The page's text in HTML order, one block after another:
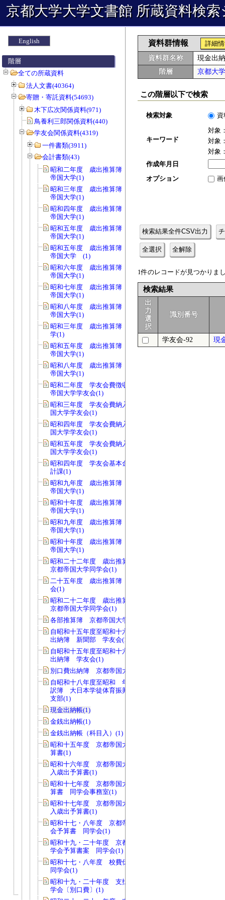
京都大学大学文書館 所蔵資料検
English
階層
全ての所蔵資料
法人文書(40364)
寄贈・寄託資料(54693)
木下広次関係資料(971)
鳥養利三郎関係資料(440)
学友会関係資料(4319)
一件書類(3911)
会計書類(43)
昭和二年度 歳出推算簿 会費 京都
帝国大学(1)
昭和三年度 歳出推算簿 会費 京都
帝国大学(1)
昭和四年度 歳出推算簿 会費 京都
帝国大学(1)
昭和五年度 歳出推算簿 会費 京都
帝国大学(1)
昭和五年度 歳出推算簿 会費 京都
帝国大学 (1)
昭和六年度 歳出推算簿 会費 京都
帝国大学(1)
昭和七年度 歳出推算簿 会費 京都
帝国大学(1)
昭和八年度 歳出推算簿 会費 京都
帝国大学(1)
昭和三年度 歳出推算簿 京都帝国大
学(1)
昭和五年度 歳出推算簿 校費 京都
帝国大学(1)
昭和八年度 歳出推算簿 校費 京都
帝国大学(1)
昭和二年度 学友会費徴収台帳 京都
帝国大学学友会(1)
昭和三年度 学友会費納入簿 京都帝
国大学学友会(1)
昭和四年度 学友会費納入簿 京都帝
国大学学友会(1)
昭和五年度 学友会費納入簿 京都帝
国大学学友会(1)
昭和四年度 学友会基本金支出伺 会
計課(1)
昭和九年度 歳出推算簿 会費 京都
帝国大学(1)
昭和十年度 歳出推算簿 会費 京都
帝国大学(1)
昭和九年度 歳出推算簿 校費 京都
帝国大学(1)
昭和十年度 歳出推算簿 校費 京都
帝国大学(1)
昭和二十二年度 歳出推算簿 会費
京都帝国大学同学会(1)
二十五年度 歳出推算簿 会費 同学
会(1)
昭和二十二年度 歳出推算簿 校費
京都帝国大学同学会(1)
各部推算簿 京都帝国大学学友会(1)
自昭和十五年度至昭和十六年度 現金
出納簿 新聞部 学友会(1)
自昭和十五年度至昭和十六年度 現金
出納簿 学友会(1)
別口費出納簿 京都帝国大学学友会(1)
自昭和十八年度至昭和 年度 支出内
訳簿 大日本学徒体育振興会関西地方
支部(1)
現金出納帳(1)
金銭出納帳(1)
金銭出納帳（科目入）(1)
昭和十五年度 京都帝国大学学友会予
算書(1)
昭和十六年度 京都帝国大学学友会歳
入歳出予算書(1)
昭和十七年度 京都帝国大学同学会予
算書 同学会事務室(1)
昭和十七年度 京都帝国大学同学会歳
入歳出予算書(1)
昭和十七・八年度 京都帝国大学同学
会予算書 同学会(1)
昭和十九・二十年度 京都帝国大学同
学会予算書案 同学会(1)
昭和十七・八年度 校費伝票送付簿
同学会(1)
昭和十九・二十年度 支払伝票綴 同
学会〔別口費〕(1)
資料群情報
詳細
資料群名称
現金出
階層
京都大
この階層以下で検索
検索対象 資
キーワード
対象
対象
対象
作成年月日
オプション
画
検索結果全件CSV出力
全選択 全解除
1件のレコードが見つかりま
検索結果
出
力
選
択
識別番号
学友会-92 現